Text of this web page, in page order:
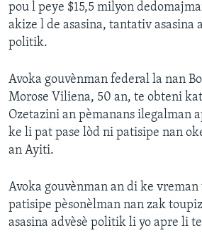
pou l peye $15,5 milyon
akize l de asasina, tantativ asasina
politik.
Avoka gouvènman federal la nan
Morose Viliena, 50 an, te obteni
Ozetazini an pèmanans ilegalman
ke li pat pase lòd ni patisipe nan
an Ayiti.
Avoka gouvènman an di ke vreman
patisipe pèsonèlman nan zak
asasina advèsè politik li yo apre li